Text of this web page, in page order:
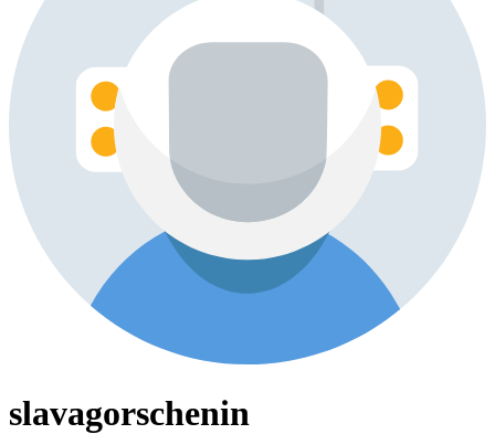
slavagorschenin